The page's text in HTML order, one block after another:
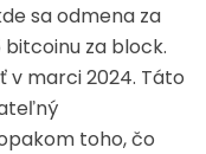
sa odmena za
bitcoinu za block.
v marci 2024. Táto
toho, čo